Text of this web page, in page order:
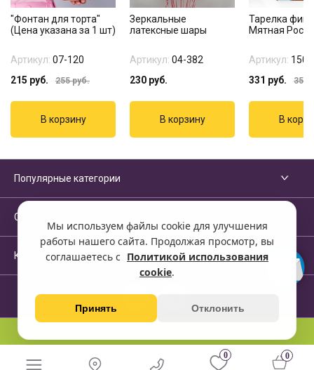
Мы используем файлы cookie для улучшения
работы нашего сайта. Продолжая просмотр, вы
соглашаетесь с Политикой использования
cookie.
Принять Отклонить
"Фонтан для торта"
(Цена указана за 1 шт)
Артикул: 07-120
215 руб. 255руб.
Зеркальные
латексные шары
Артикул: 04-382
230 руб.
Тарелка
Мятная
Артикул:
331 руб. 352
Популярные категории
Сервисы и помощь
Компания
0 0